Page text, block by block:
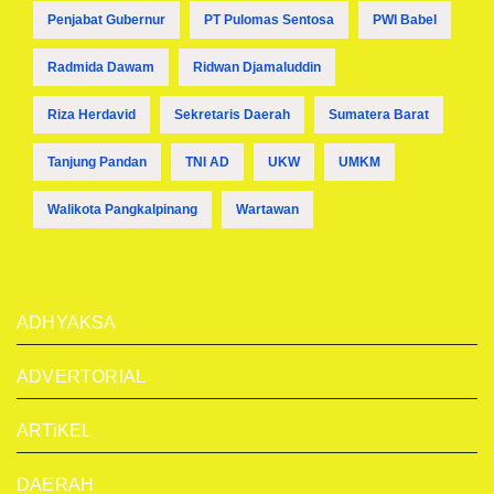
Penjabat Gubernur PT Pulomas Sentosa PWI Babel
Radmida Dawam Ridwan Djamaluddin
Riza Herdavid Sekretaris Daerah Sumatera Barat
Tanjung Pandan TNI AD UKW UMKM
Walikota Pangkalpinang Wartawan
ADHYAKSA
ADVERTORIAL
ARTiKEL
DAERAH